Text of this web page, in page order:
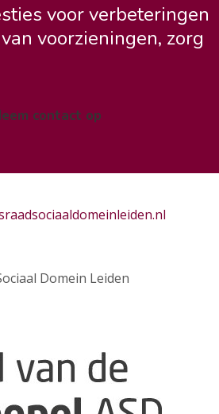
voor verbeteringen
voorzieningen, zorg
contact op
Domein Leiden